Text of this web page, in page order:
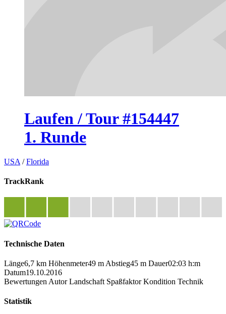
Laufen / Tour #154447
1. Runde
USA /Florida
TrackRank
Technische Daten
Länge6,7 km Höhenmeter49 m Abstieg45 m Dauer02:03 h:m
Datum19.10.2016
Bewertungen Autor Landschaft Spaßfaktor Kondition Technik
Statistik